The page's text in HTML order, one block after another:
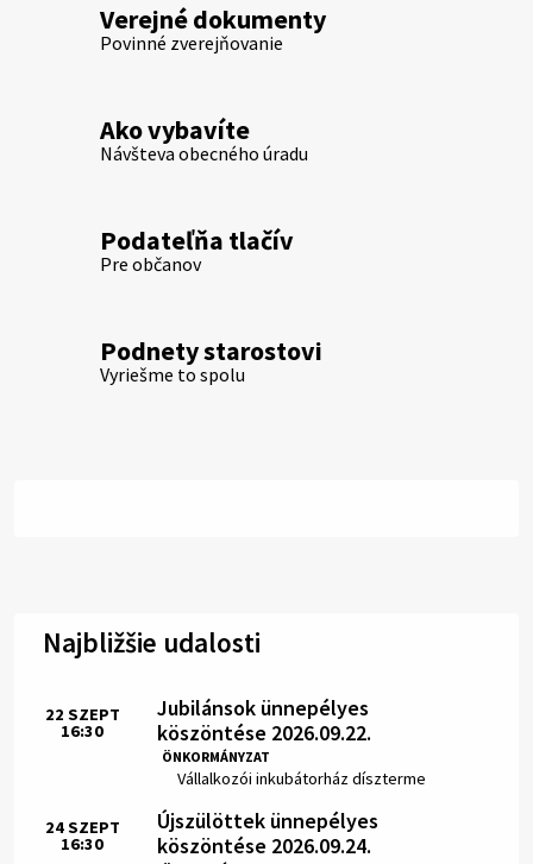
Verejné dokumenty
Povinné zverejňovanie
Ako vybavíte
Návšteva obecného úradu
Podateľňa tlačív
Pre občanov
Podnety starostovi
Vyriešme to spolu
Najbližšie udalosti
Jubilánsok ünnepélyes
köszöntése 2026.09.22.
ÖNKORMÁNYZAT
Hely:
Vállalkozói inkubátorház díszterme
Idő:
22 SZEPT
16:30
Újszülöttek ünnepélyes
köszöntése 2026.09.24.
Idő:
24SZEPT
16:30